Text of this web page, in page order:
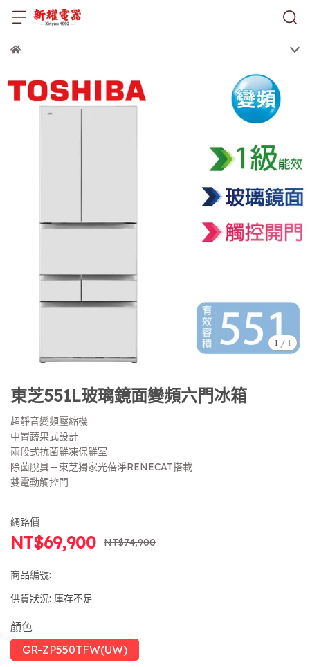
1 / 1
東芝551L玻璃鏡面變頻六門冰箱
超靜音變頻壓縮機
中置蔬果式設計
兩段式抗菌鮮凍保鮮室
除菌脫臭－東芝獨家光蓓淨RENECAT搭載
雙電動觸控門
網路價
NT$69,900 NT$74,900
商品編號:
供貨狀況: 庫存不足
顏色
GR-ZP550TFW(UW)